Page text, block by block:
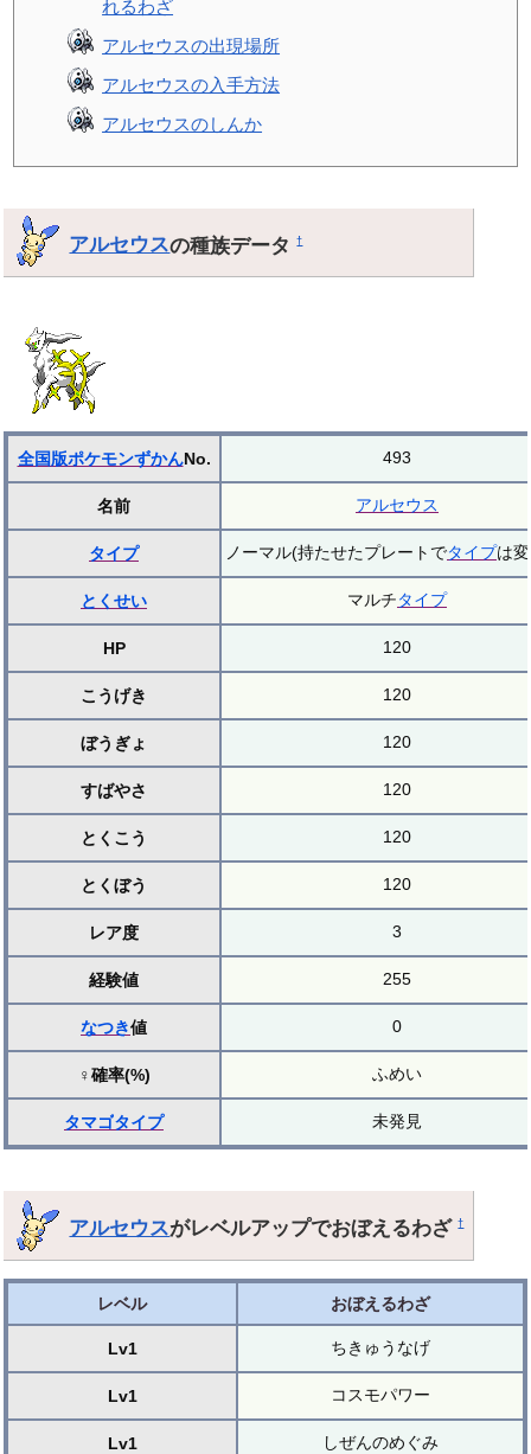
れるわざ
アルセウスの出現場所
アルセウスの入手方法
アルセウスのしんか
アルセウスの種族データ†
全国版ポケモンずかんNo. 493
名前 アルセウス
タイプ ノーマル(持たせたプレートでタイプは
とくせい マルチタイプ
HP 120
こうげき 120
ぼうぎょ 120
すばやさ 120
とくこう 120
とくぼう 120
レア度 3
経験値 255
なつき値 0
♀確率(%) ふめい
タマゴタイプ 未発見
アルセウスがレベルアップでおぼえるわざ†
レベル おぼえるわざ
Lv1 ちきゅうなげ
Lv1 コスモパワー
Lv1 しぜんのめぐみ